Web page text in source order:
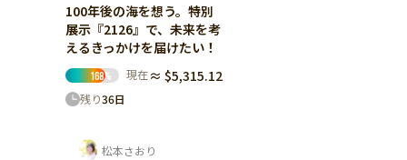
100年後の海を想う。特別
展示『2126』で、未来を考
えるきっかけを届けたい！
168% 現在 ≈ $5,315.12
残り36日
松本さおり